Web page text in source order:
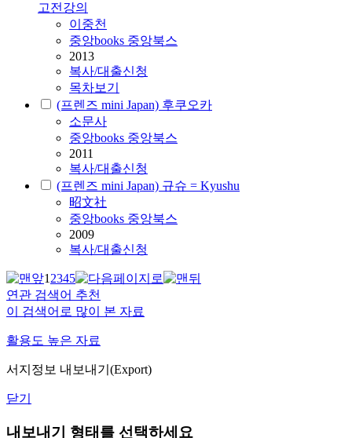
고전강의
이중천
중앙books 중앙북스
2013
복사/대출신청
목차보기
(프렌즈 mini Japan) 후쿠오카
소문사
중앙books 중앙북스
2011
복사/대출신청
(프렌즈 mini Japan) 규슈 = Kyushu
昭文社
중앙books 중앙북스
2009
복사/대출신청
12345
연관 검색어 추천
이 검색어로 많이 본 자료
활용도 높은 자료
서지정보 내보내기(Export)
닫기
내보내기 형태를 선택하세요